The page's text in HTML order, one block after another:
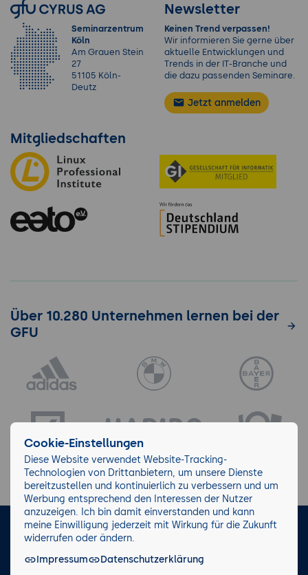
Seminarzentrum
Köln
Am Grauen Stein
27
51105 Köln-
Deutz
Newsletter
Keinen Trend verpassen!
Wir informieren Sie gerne über
aktuelle Entwicklungen und
Trends in der IT-Branche und
die dazu passenden Seminare.
Jetzt anmelden
Mitgliedschaften
Über 10.280 Unternehmen lernen bei der
GFU
LinkedIn Facebook
Cookie-Einstellungen
Diese Website verwendet Website-Tracking-
Technologien von Drittanbietern, um unsere Dienste
bereitzustellen und kontinuierlich zu verbessern und um
Werbung entsprechend den Interessen der Nutzer
anzuzeigen. Ich bin damit einverstanden und kann
meine Einwilligung jederzeit mit Wirkung für die Zukunft
widerrufen oder ändern.
Impressum
Datenschutzerklärung